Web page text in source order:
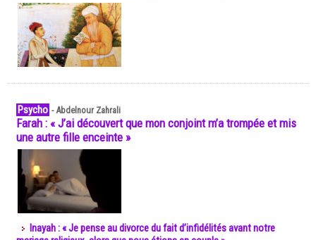
Psycho -Abdelnour Zahrali
Farah : « J’ai découvert que mon conjoint m’a trompée et mis
une autre fille enceinte »
Inayah : « Je pense au divorce du fait d’infidélités avant notre